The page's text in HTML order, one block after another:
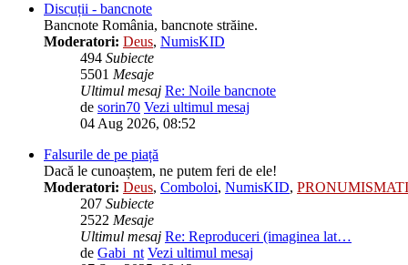
Discuții - bancnote
Bancnote România, bancnote străine.
Moderatori: Deus, NumisKID
494 Subiecte
5501 Mesaje
Ultimul mesaj Re: Noile bancnote
de sorin70 Vezi ultimul mesaj
04 Aug 2026, 08:52
Falsurile de pe piață
Dacă le cunoaștem, ne putem feri de ele!
Moderatori: Deus, Comboloi, NumisKID,
207 Subiecte
2522 Mesaje
Ultimul mesaj Re: Reproduceri (imaginea lat…
de Gabi_nt Vezi ultimul mesaj